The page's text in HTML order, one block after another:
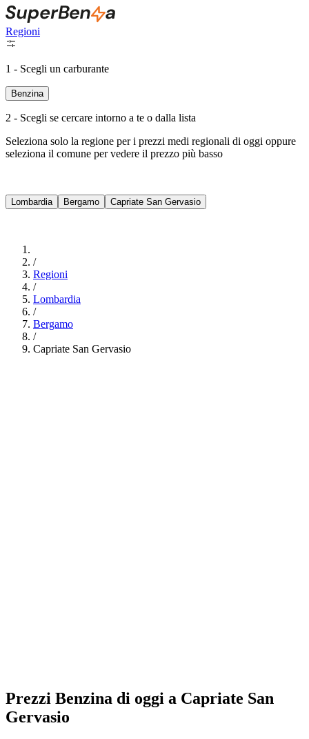
Regioni
1 - Scegli un carburante
Benzina
2 - Scegli se cercare intorno a te o dalla lista
Seleziona solo la regione per i prezzi medi regionali di oggi oppure
seleziona il comune per vedere il prezzo più basso
Lombardia Bergamo Capriate San Gervasio
/
Regioni
/
Lombardia
/
Bergamo
/
Capriate San Gervasio
Prezzi Benzina di oggi a Capriate San
Gervasio